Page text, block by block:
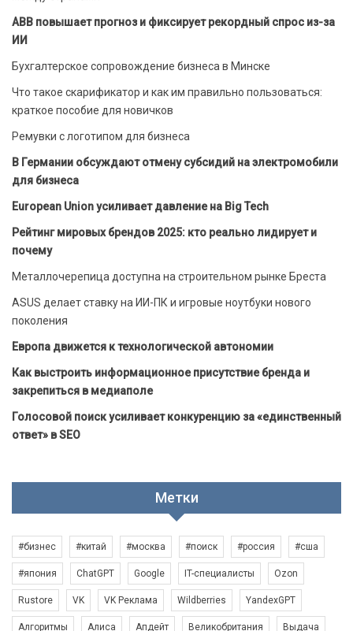
ABB повышает прогноз и фиксирует рекордный спрос из-за
ИИ
Бухгалтерское сопровождение бизнеса в Минске
Что такое скарификатор и как им правильно пользоваться:
краткое пособие для новичков
Ремувки с логотипом для бизнеса
В Германии обсуждают отмену субсидий на электромобили
для бизнеса
European Union усиливает давление на Big Tech
Рейтинг мировых брендов 2025: кто реально лидирует и
почему
Металлочерепица доступна на строительном рынке Бреста
ASUS делает ставку на ИИ-ПК и игровые ноутбуки нового
поколения
Европа движется к технологической автономии
Как выстроить информационное присутствие бренда и
закрепиться в медиаполе
Голосовой поиск усиливает конкуренцию за «единственный
ответ» в SEO
Метки
#бизнес #китай #москва #поиск #россия #сша
#япония ChatGPT Google IT-специалисты Ozon
Rustore VK VK Реклама Wildberries YandexGPT
Алгоритмы Алиса Апдейт Великобритания Выдача